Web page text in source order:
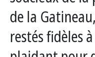
de la
restés fidèles